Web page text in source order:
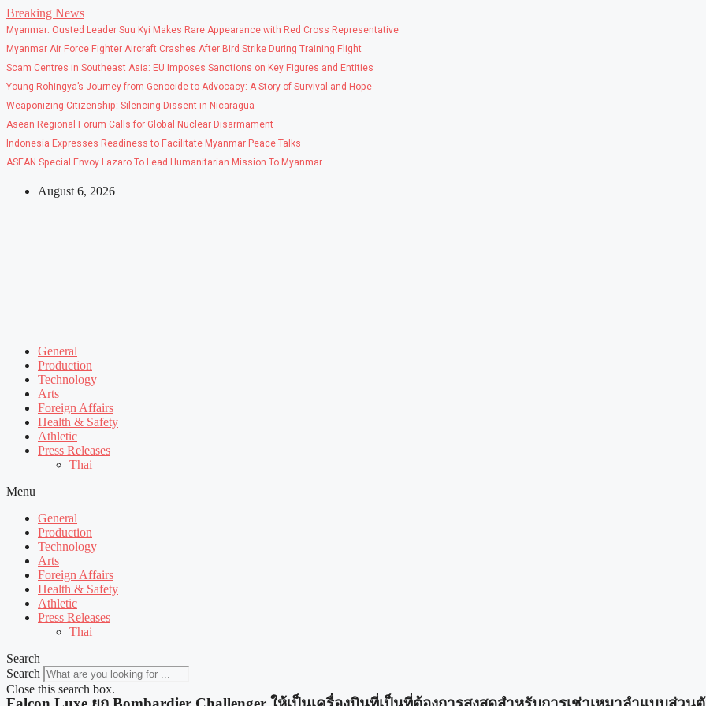
Skip
to
Breaking News
Myanmar: Ousted Leader Suu Kyi Makes Rare Appearance with Red Cross Representative
Myanmar Air Force Fighter Aircraft Crashes After Bird Strike During Training Flight
Scam Centres in Southeast Asia: EU Imposes Sanctions on Key Figures and Entities
Young Rohingya’s Journey from Genocide to Advocacy: A Story of Survival and Hope
Weaponizing Citizenship: Silencing Dissent in Nicaragua
Asean Regional Forum Calls for Global Nuclear Disarmament
Indonesia Expresses Readiness to Facilitate Myanmar Peace Talks
ASEAN Special Envoy Lazaro To Lead Humanitarian Mission To Myanmar
August 6, 2026
General
Production
Technology
Arts
Foreign Affairs
Health & Safety
Athletic
Press Releases
Thai
Menu
General
Production
Technology
Arts
Foreign Affairs
Health & Safety
Athletic
Press Releases
Thai
Search
Search
Close this search box.